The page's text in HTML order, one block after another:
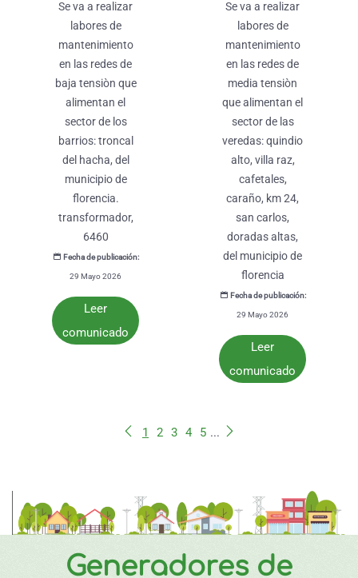
se va a realizar
labores de
mantenimiento
en las redes de
baja tensiòn que
alimentan el
sector de los
barrios: troncal
del hacha, del
municipio de
florencia.
transformador,
6460
Fecha de publicación:
29 Mayo 2026
Leer
comunicado
se va a realizar
labores de
mantenimiento
en las redes de
media tensiòn
que alimentan el
sector de las
veredas: quindio
alto, villa raz,
cafetales,
caraño, km 24,
san carlos,
doradas altas,
del municipio de
florencia
Fecha de publicación:
29 Mayo 2026
Leer
comunicado
1 2 3 4 5 ...
Generadores de